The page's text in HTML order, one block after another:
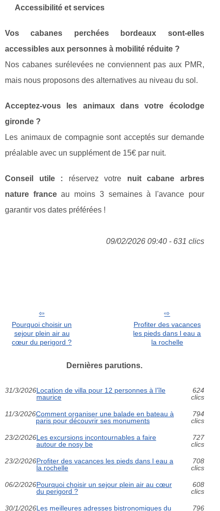
Accessibilité et services
Vos cabanes perchées bordeaux sont-elles
accessibles aux personnes à mobilité réduite ?
Nos cabanes surélevées ne conviennent pas aux PMR,
mais nous proposons des alternatives au niveau du sol.
Acceptez-vous les animaux dans votre écolodge
gironde ?
Les animaux de compagnie sont acceptés sur demande
préalable avec un supplément de 15€ par nuit.
Conseil utile : réservez votre nuit cabane arbres
nature franceau moins 3 semaines à l'avance pour
garantir vos dates préférées !
09/02/2026 09:40 - 631 clics
Pourquoi choisir un
sejour plein air au
cœur du perigord ?
Profiter des vacances
les pieds dans l eau a
la rochelle
Dernières parutions.
31/3/2026Location de villa pour 12 personnes à l’île
maurice
624
clics
11/3/2026Comment organiser une balade en bateau à
paris pour découvrir ses monuments
794
clics
23/2/2026Les excursions incontournables a faire
autour de nosy be
727
clics
23/2/2026Profiter des vacances les pieds dans l eau a
la rochelle
708
clics
06/2/2026Pourquoi choisir un sejour plein air au cœur
du perigord ?
608
clics
30/1/2026Les meilleures adresses bistronomiques du 796